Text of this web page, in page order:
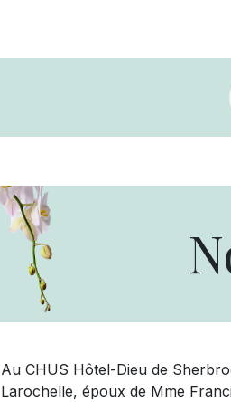
Au CHUS Hôtel-Dieu de
Larochelle, époux de Mme